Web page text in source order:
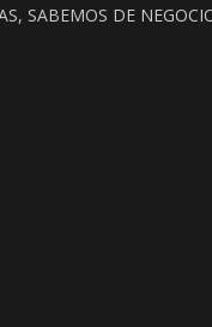
SABEMOS DE